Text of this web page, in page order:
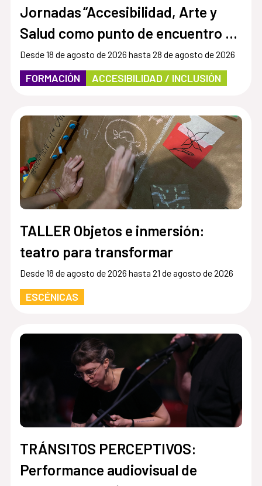
Jornadas “Accesibilidad, Arte y
Salud como punto de encuentro y
cultura inclusiva en museos,
instituciones y centros culturales”
Desde 18 de agosto de 2026 hasta 28 de agosto de 2026
FORMACIÓN ACCESIBILIDAD / INCLUSIÓN
TALLER Objetos e inmersión:
teatro para transformar
Desde 18 de agosto de 2026 hasta 21 de agosto de 2026
ESCÉNICAS
TRÁNSITOS PERCEPTIVOS:
Performance audiovisual de